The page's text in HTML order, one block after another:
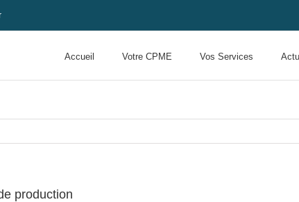
Accueil Votre CPME Vos Services
production